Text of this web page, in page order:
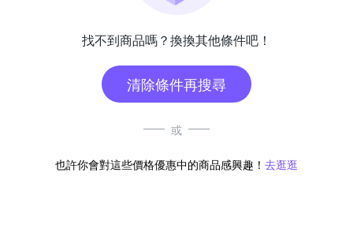
找不到商品嗎？換換其他條件吧！
清除條件再搜尋
或
也許你會對這些價格優惠中的商品感興趣！ 去逛逛